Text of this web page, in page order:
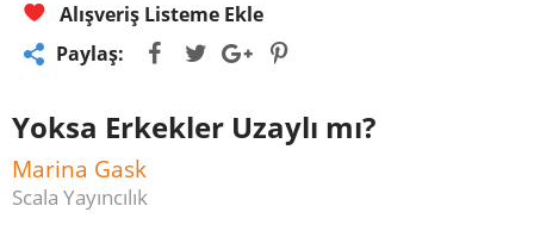
Alışveriş Listeme Ekle
Paylaş:
Yoksa Erkekler Uzaylı mı?
Marina Gask
Scala Yayıncılık